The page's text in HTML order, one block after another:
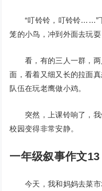
“叮铃铃，叮铃铃……”下
笼的小鸟，冲到外面去玩
看，有的三人一群，两
面，看着又细又长的拉面
队伍在玩老鹰做小鸡。
突然，上课铃响了，我
校园变得非常安静。
一年级叙事作文13
今天，我和妈妈去菜市